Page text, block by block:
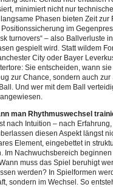
minimiert nicht nur
Phasen bieten Zeit zur
im
turnovers“ – also Ballverluste
gespielt wird. Statt wildem
City oder Bayer
Sie entscheiden, wann
zur Chance, sondern auch
Und wer mit dem Ball
angewiesen.
man Rhythmuswechsel
nach Intuition – nach
diesen Aspekt längst
Element, eingebettet in
Im Nachwuchsbereich
muss das Spiel beruhigt
werden? In Spielformen
sondern im Wechsel. So